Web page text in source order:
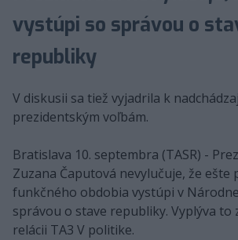
vystúpi so správou o
republiky
V diskusii sa tiež vyjadrila k
prezidentským voľbám.
Bratislava 10. septembra (TASR) -
Zuzana Čaputová nevylučuje, že ešte
funkčného obdobia vystúpi v
správou o stave republiky. Vyplýva to
relácii TA3 V politike.